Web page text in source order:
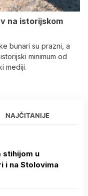
na istorijskom
bunari su prazni, a
minimum od
mediji.
NAJČITANIJE
stihijom u
i na Stolovima